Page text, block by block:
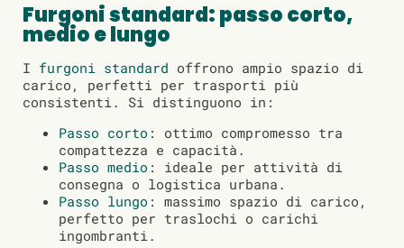
Furgoni standard: passo corto,
medio e lungo
I furgoni standard offrono ampio spazio di
carico, perfetti per trasporti più
consistenti. Si distinguono in:
Passo corto : ottimo compromesso tra
compattezza e capacità.
Passo medio : ideale per attività di
consegna o logistica urbana.
Passo lungo : massimo spazio di carico,
perfetto per traslochi o carichi
ingombranti.